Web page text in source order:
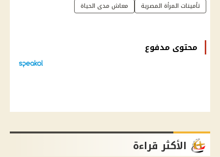
تأمينات المرأة المصرية
معاش مدى الحياة
محتوى مدفوع
الأكثر قراءة